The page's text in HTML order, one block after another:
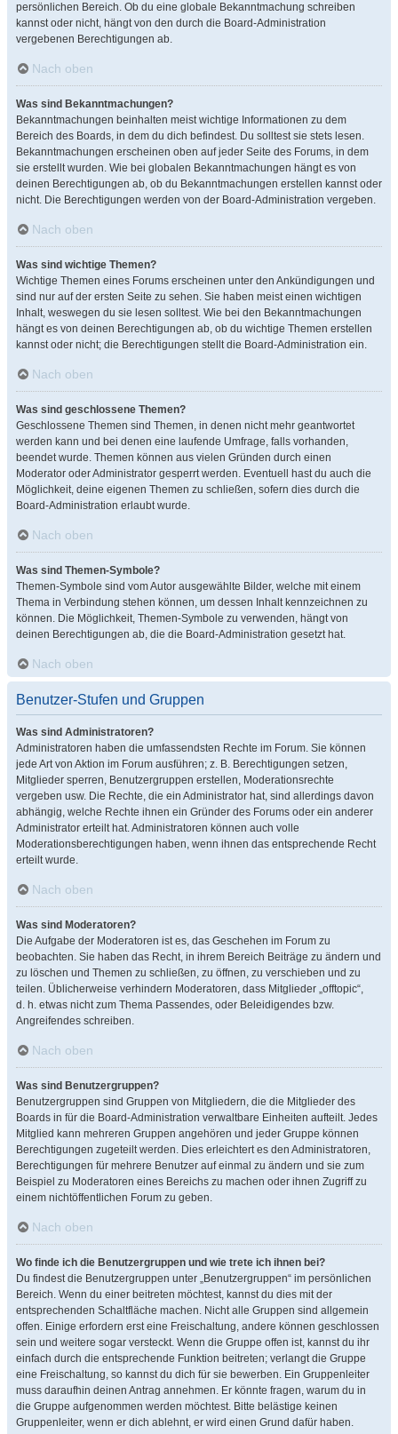
persönlichen Bereich. Ob du eine globale Bekanntmachung schreiben
kannst oder nicht, hängt von den durch die Board-Administration
vergebenen Berechtigungen ab.
Nach oben
Was sind Bekanntmachungen?
Bekanntmachungen beinhalten meist wichtige Informationen zu dem
Bereich des Boards, in dem du dich befindest. Du solltest sie stets lesen.
Bekanntmachungen erscheinen oben auf jeder Seite des Forums, in dem
sie erstellt wurden. Wie bei globalen Bekanntmachungen hängt es von
deinen Berechtigungen ab, ob du Bekanntmachungen erstellen kannst oder
nicht. Die Berechtigungen werden von der Board-Administration vergeben.
Nach oben
Was sind wichtige Themen?
Wichtige Themen eines Forums erscheinen unter den Ankündigungen und
sind nur auf der ersten Seite zu sehen. Sie haben meist einen wichtigen
Inhalt, weswegen du sie lesen solltest. Wie bei den Bekanntmachungen
hängt es von deinen Berechtigungen ab, ob du wichtige Themen erstellen
kannst oder nicht; die Berechtigungen stellt die Board-Administration ein.
Nach oben
Was sind geschlossene Themen?
Geschlossene Themen sind Themen, in denen nicht mehr geantwortet
werden kann und bei denen eine laufende Umfrage, falls vorhanden,
beendet wurde. Themen können aus vielen Gründen durch einen
Moderator oder Administrator gesperrt werden. Eventuell hast du auch die
Möglichkeit, deine eigenen Themen zu schließen, sofern dies durch die
Board-Administration erlaubt wurde.
Nach oben
Was sind Themen-Symbole?
Themen-Symbole sind vom Autor ausgewählte Bilder, welche mit einem
Thema in Verbindung stehen können, um dessen Inhalt kennzeichnen zu
können. Die Möglichkeit, Themen-Symbole zu verwenden, hängt von
deinen Berechtigungen ab, die die Board-Administration gesetzt hat.
Nach oben
Benutzer-Stufen und Gruppen
Was sind Administratoren?
Administratoren haben die umfassendsten Rechte im Forum. Sie können
jede Art von Aktion im Forum ausführen; z. B. Berechtigungen setzen,
Mitglieder sperren, Benutzergruppen erstellen, Moderationsrechte
vergeben usw. Die Rechte, die ein Administrator hat, sind allerdings davon
abhängig, welche Rechte ihnen ein Gründer des Forums oder ein anderer
Administrator erteilt hat. Administratoren können auch volle
Moderationsberechtigungen haben, wenn ihnen das entsprechende Recht
erteilt wurde.
Nach oben
Was sind Moderatoren?
Die Aufgabe der Moderatoren ist es, das Geschehen im Forum zu
beobachten. Sie haben das Recht, in ihrem Bereich Beiträge zu ändern und
zu löschen und Themen zu schließen, zu öffnen, zu verschieben und zu
teilen. Üblicherweise verhindern Moderatoren, dass Mitglieder „offtopic“,
d. h. etwas nicht zum Thema Passendes, oder Beleidigendes bzw.
Angreifendes schreiben.
Nach oben
Was sind Benutzergruppen?
Benutzergruppen sind Gruppen von Mitgliedern, die die Mitglieder des
Boards in für die Board-Administration verwaltbare Einheiten aufteilt. Jedes
Mitglied kann mehreren Gruppen angehören und jeder Gruppe können
Berechtigungen zugeteilt werden. Dies erleichtert es den Administratoren,
Berechtigungen für mehrere Benutzer auf einmal zu ändern und sie zum
Beispiel zu Moderatoren eines Bereichs zu machen oder ihnen Zugriff zu
einem nichtöffentlichen Forum zu geben.
Nach oben
Wo finde ich die Benutzergruppen und wie trete ich ihnen bei?
Du findest die Benutzergruppen unter „Benutzergruppen“ im persönlichen
Bereich. Wenn du einer beitreten möchtest, kannst du dies mit der
entsprechenden Schaltfläche machen. Nicht alle Gruppen sind allgemein
offen. Einige erfordern erst eine Freischaltung, andere können geschlossen
sein und weitere sogar versteckt. Wenn die Gruppe offen ist, kannst du ihr
einfach durch die entsprechende Funktion beitreten; verlangt die Gruppe
eine Freischaltung, so kannst du dich für sie bewerben. Ein Gruppenleiter
muss daraufhin deinen Antrag annehmen. Er könnte fragen, warum du in
die Gruppe aufgenommen werden möchtest. Bitte belästige keinen
Gruppenleiter, wenn er dich ablehnt, er wird einen Grund dafür haben.